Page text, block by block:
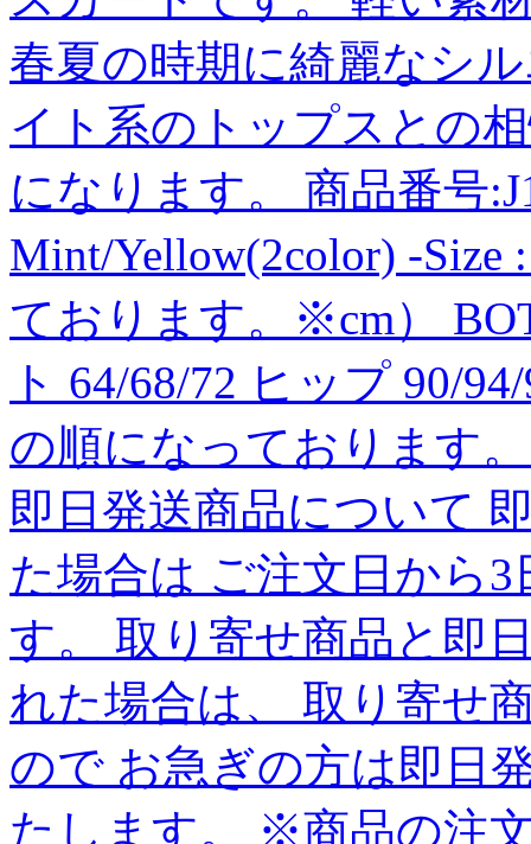
春夏の時期に綺麗なシ
イト系のトップスとの
になります。 商品番号
Mint/Yellow(2color) -
ております。※cm）
ト 64/68/72 ヒップ 90/
の順になっております
即日発送商品について
た場合は ご注文日から
す。 取り寄せ商品と即
れた場合は、 取り寄せ
ので お急ぎの方は即日
たします。 ※商品の注